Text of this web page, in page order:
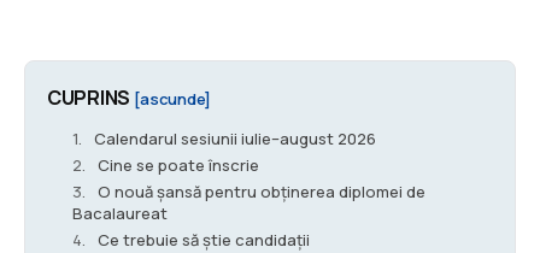
CUPRINS [ascunde]
Calendarul sesiunii iulie–august 2026
Cine se poate înscrie
O nouă șansă pentru obținerea diplomei de
Bacalaureat
Ce trebuie să știe candidații